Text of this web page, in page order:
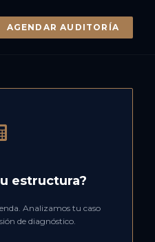
AGENDAR AUDITORÍA
estructura?
Analizamos tu caso
de diagnóstico.